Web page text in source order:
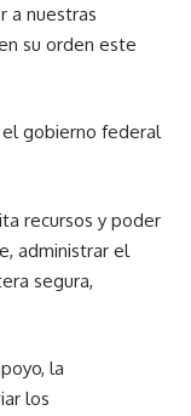
a nuestras
su orden este
el gobierno federal
recursos y poder
administrar el
segura,
la
los